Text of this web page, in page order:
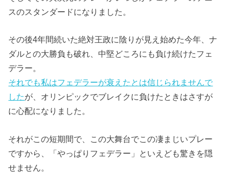
スのスタンダードになりました。
その後4年間続いた絶対王政に陰りが見え始めた今年、ナ
ダルとの大勝負も破れ、中堅どころにも負け続けたフェ
デラー。
それでも私はフェデラーが衰えたとは信じられませんで
したが、オリンピックでブレイクに負けたときはさすが
に心配になりました。
それがこの短期間で、この大舞台でこの凄まじいプレー
ですから、「やっぱりフェデラー」といえども驚きを隠
せません。